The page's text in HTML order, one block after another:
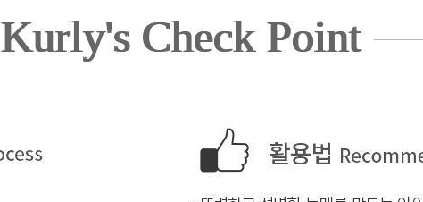
Kurly's Check Point